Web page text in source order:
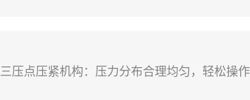
三压点压紧机构：压力分布合理均匀，轻松操